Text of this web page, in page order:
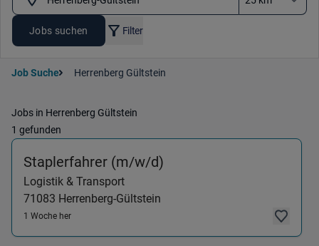
Jobs suchen Filter
Job Suche Herrenberg Gültstein
Jobs in Herrenberg Gültstein
1 gefunden
Staplerfahrer (m/w/d)
Logistik & Transport
71083 Herrenberg-Gültstein
1 Woche her